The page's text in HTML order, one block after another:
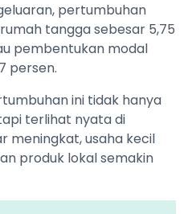
pertumbuhan
tangga sebesar 5,75
pembentukan modal
persen.
ini tidak hanya
terlihat nyata di
meningkat, usaha kecil
produk lokal semakin